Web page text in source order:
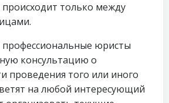
только между
юристы
консультацию о
проведения того или иного
на любой интересующий